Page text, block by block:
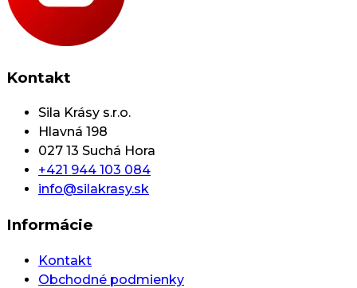
Kontakt
Sila Krásy s.r.o.
Hlavná 198
027 13 Suchá Hora
+421 944 103 084
info@silakrasy.sk
Informácie
Kontakt
Obchodné podmienky